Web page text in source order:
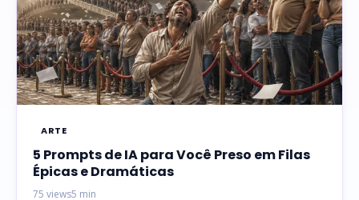
ARTE
5 Prompts de IA para Você Preso em Filas
Épicas e Dramáticas
75 views5 min